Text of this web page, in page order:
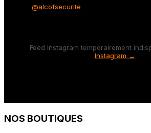
@alcofsecurite
Feed Instagram temporairement
Instagram →
NOS BOUTIQUES